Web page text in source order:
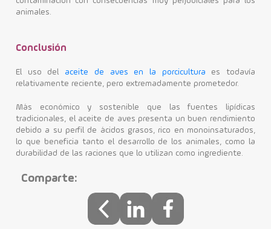
animales.
Conclusión
El uso del aceite de aves en la porcicultura es todavía
relativamente reciente, pero extremadamente prometedor.
Más económico y sostenible que las fuentes lipídicas
tradicionales, el aceite de aves presenta un buen rendimiento
debido a su perfil de ácidos grasos, rico en monoinsaturados,
lo que beneficia tanto el desarrollo de los animales, como la
durabilidad de las raciones que lo utilizan como ingrediente.
Comparte: